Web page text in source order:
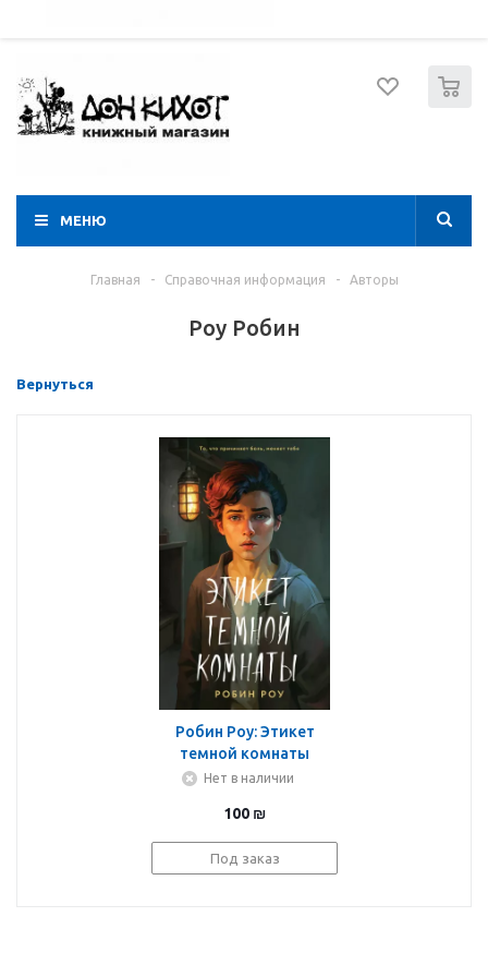
МЕНЮ
Главная - Справочная информация - Авторы
Роу Робин
Вернуться
Робин Роу: Этикет
темной комнаты
Нет в наличии
100 ₪
Под заказ